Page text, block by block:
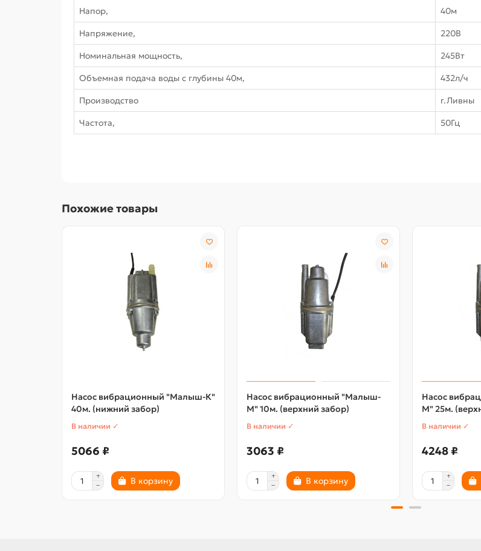
Напор, 40м
Напряжение, 220В
Номинальная мощность, 245Вт
Объемная подача воды с глубины 40м, 432л/ч
Производство г.Ливны
Частота, 50Гц
Похожие товары
Насос вибрационный "Малыш-К"
40м. (нижний забор)
В наличии ✓
5066 ₽
В корзину
Насос вибрационный "Малыш-
М" 10м. (верхний забор)
В наличии ✓
3063 ₽
В корзину
Насос
М" 25м.
В наличии ✓
4248 ₽